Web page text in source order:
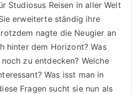
Studiosus Reisen in aller Welt
erweiterte ständig ihre
nagte die Neugier an
hinter dem Horizont? Was
zu entdecken? Welche
Was isst man in
Fragen sucht sie nun als